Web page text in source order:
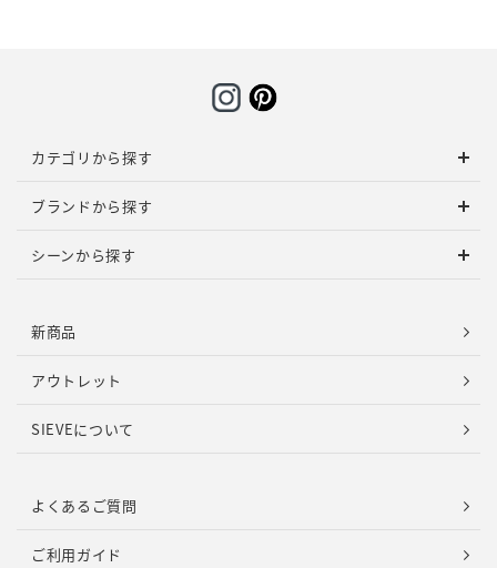
カテゴリから探す
ブランドから探す
シーンから探す
新商品
アウトレット
SIEVEについて
よくあるご質問
ご利用ガイド